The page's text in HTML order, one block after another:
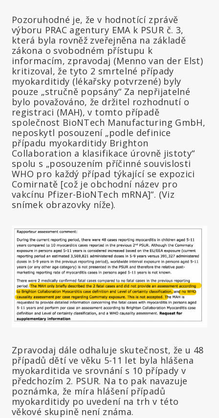
Pozoruhodné je, že v hodnotící zprávě
výboru PRAC agentury EMA k PSUR č. 3,
která byla rovněž zveřejněna na základě
zákona o svobodném přístupu k
informacím, zpravodaj (Menno van der Elst)
kritizoval, že tyto 2 smrtelné případy
myokarditidy (lékařsky potvrzené) byly
pouze „stručně popsány“ Za nepřijatelné
bylo považováno, že držitel rozhodnutí o
registraci (MAH), v tomto případě
společnost BioNTech Manufacturing GmbH,
neposkytl posouzení „podle definice
případu myokarditidy Brighton
Collaboration a klasifikace úrovně jistoty“
spolu s „posouzením příčinné souvislosti
WHO pro každý případ týkající se expozici
Comirnatě [což je obchodní název pro
vakcínu Pfizer-BioNTech mRNA]“. (Viz
snímek obrazovky níže).
Zpravodaj dále odhaluje skutečnost, že u 48
případů dětí ve věku 5-11 let byla hlášena
myokarditida ve srovnání s 10 případy v
předchozím 2. PSUR. Na to pak navazuje
poznámka, že míra hlášení případů
myokarditidy po uvedení na trh v této
věkové skupině není známa.